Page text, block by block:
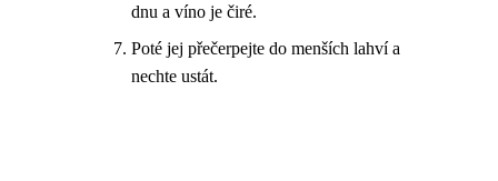
dnu a víno je čiré.
Poté jej přečerpejte do menších lahví a
nechte ustát.